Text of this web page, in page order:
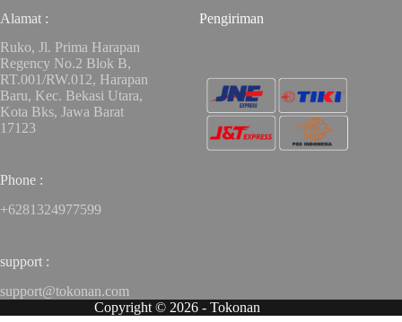
Alamat :
Ruko, Jl. Prima Harapan
Regency No.2 Blok B,
RT.001/RW.012, Harapan
Baru, Kec. Bekasi Utara,
Kota Bks, Jawa Barat
17123
Phone :
+6281324977599
support :
support@tokonan.com
Pengiriman
Copyright © 2026 - Tokonan